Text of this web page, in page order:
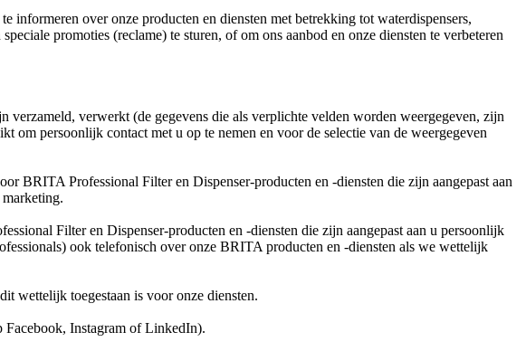
informeren over onze producten en diensten met betrekking tot waterdispensers,
promoties (reclame) te sturen, of om ons aanbod en onze diensten te verbeteren
verwerkt (de gegevens die als verplichte velden worden weergegeven, zijn
persoonlijk contact met u op te nemen en voor de selectie van de weergegeven
BRITA Professional Filter en Dispenser-producten en -diensten die zijn aangepast aan
Filter en Dispenser-producten en -diensten die zijn aangepast aan u persoonlijk
ook telefonisch over onze BRITA producten en -diensten als we wettelijk
wettelijk toegestaan is voor onze diensten.
Facebook, Instagram of LinkedIn).